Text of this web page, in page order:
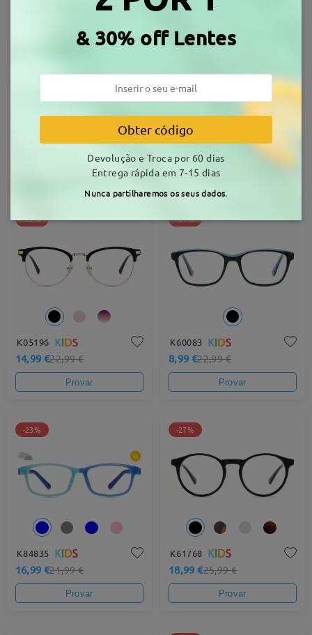
20,99 €
Provar
S36430
36,99 €
Provar
-35%
K05196
14,99 €22,99 €
Provar
-61%
K60083
8,99 €22,99 €
Provar
-23%
K84835
16,99 €21,99 €
Provar
-27%
K61768
18,99 €25,99 €
Provar
& 30% off Lentes
Obter código
Devolução e Troca por 60 dias
Entrega rápida em 7-15 dias
Nunca partilharemos os seus dados.